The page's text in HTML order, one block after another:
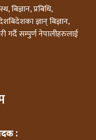
बिज्ञान, प्रबिधि,
ज्ञान् बिज्ञान,
गर्दै सम्पुर्ण नेपालीहरुलाई
: